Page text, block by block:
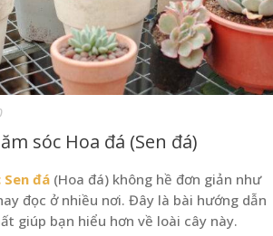
sóc Hoa đá (Sen đá)
Sen đá (Hoa đá) không hề đơn giản như
đọc ở nhiều nơi. Đây là bài hướng dẫn
giúp bạn hiểu hơn về loài cây này.